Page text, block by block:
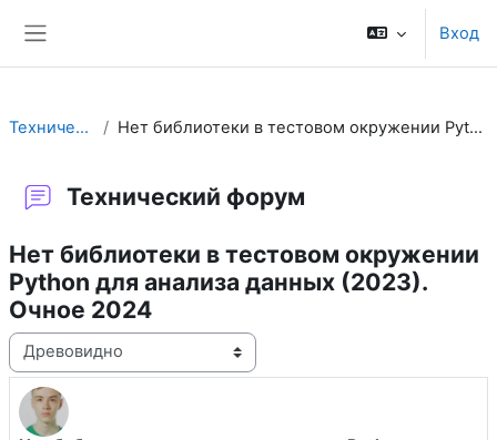
Вход
Технический форум Нет библиотеки в тестовом окружении Python для анализа данных (2023). Очное 2024
Технический форум
Нет библиотеки в тестовом окружении
Python для анализа данных (2023).
Очное 2024
Режим отображения